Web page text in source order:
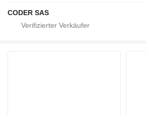
CODER SAS